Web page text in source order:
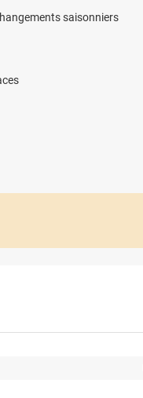
saisonniers